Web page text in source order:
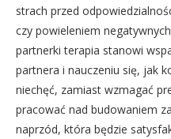
strach przed
czy powieleniem
partnerki terapia stanowi
partnera i nauczeniu się, jak
niechęć, zamiast wzmagać
pracować nad budowaniem
naprzód, która będzie